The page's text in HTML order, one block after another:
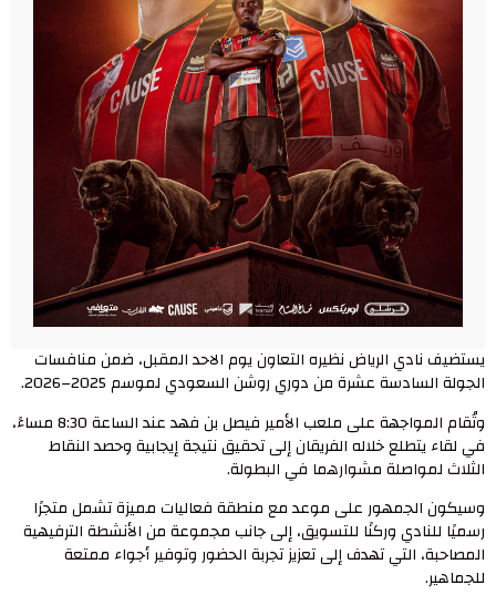
يستضيف نادي الرياض نظيره التعاون يوم الاحد المقبل، ضمن منافسات
الجولة السادسة عشرة من دوري روشن السعودي لموسم 2025–2026.
وتُقام المواجهة على ملعب الأمير فيصل بن فهد عند الساعة 8:30 مساءً،
في لقاء يتطلع خلاله الفريقان إلى تحقيق نتيجة إيجابية وحصد النقاط
الثلاث لمواصلة مشوارهما في البطولة.
وسيكون الجمهور على موعد مع منطقة فعاليات مميزة تشمل متجرًا
رسميًا للنادي وركنًا للتسويق، إلى جانب مجموعة من الأنشطة الترفيهية
المصاحبة، التي تهدف إلى تعزيز تجربة الحضور وتوفير أجواء ممتعة
للجماهير.